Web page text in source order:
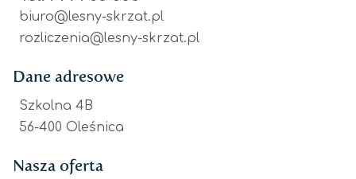
biuro@lesny-skrzat.pl
rozliczenia@lesny-skrzat.pl
Dane adresowe
Szkolna 4B
56-400 Oleśnica
Nasza oferta